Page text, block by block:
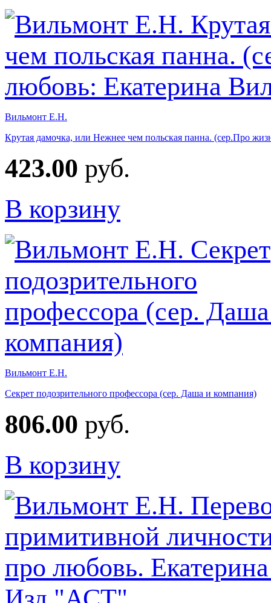
Вильмонт Е.Н.
Крутая дамочка, или Нежнее чем польская панна. (сер.Про
423.00 руб.
В корзину
Вильмонт Е.Н.
Секрет подозрительного профессора (сер. Даша и компания)
806.00 руб.
В корзину